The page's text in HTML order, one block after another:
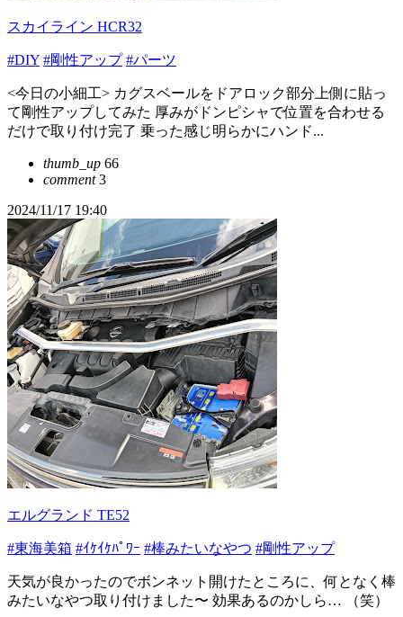
スカイライン HCR32
#DIY #剛性アップ #パーツ
<今日の小細工> カグスベールをドアロック部分上側に貼っ
て剛性アップしてみた 厚みがドンピシャで位置を合わせる
だけで取り付け完了 乗った感じ明らかにハンド...
thumb_up 66
comment3
2024/11/17 19:40
エルグランド TE52
#東海美箱 #ｲｹｲｹﾊﾟﾜｰ #棒みたいなやつ #剛性アップ
天気が良かったのでボンネット開けたところに、何となく棒
みたいなやつ取り付けました〜 効果あるのかしら… （笑）